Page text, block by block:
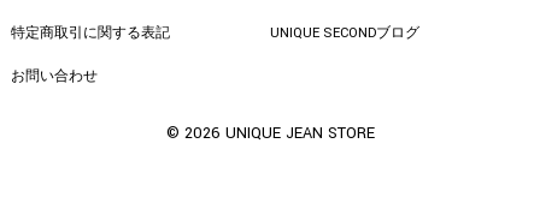
特定商取引に関する表記
お問い合わせ
UNIQUE SECONDブログ
© 2026 UNIQUE JEAN STORE